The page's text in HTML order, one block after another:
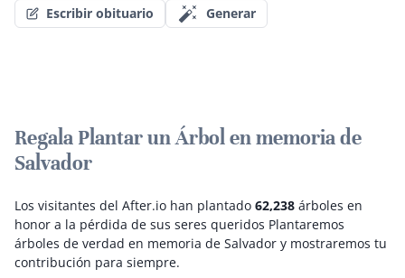
Escribir obituario Generar
Regala Plantar un Árbol en memoria de
Salvador
Los visitantes del After.io han plantado 62,238 árboles en
honor a la pérdida de sus seres queridos Plantaremos
árboles de verdad en memoria de Salvador y mostraremos tu
contribución para siempre.